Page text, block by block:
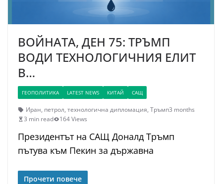
ВОЙНАТА, ДЕН 75: ТРЪМП
ВОДИ ТЕХНОЛОГИЧНИЯ ЕЛИТ
В…
ГЕОПОЛИТИКА LATEST NEWS КИТАЙ САЩ
Иран, петрол, технологична дипломация, Тръмп3 months
3 min read
164 Views
Президентът на САЩ Доналд Тръмп
пътува към Пекин за държавна
Прочети повече